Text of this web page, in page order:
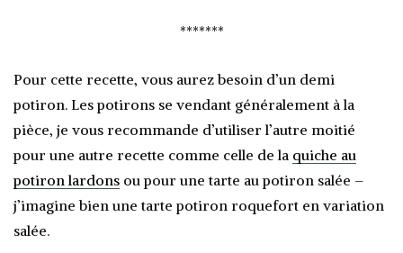
*******
Pour cette recette, vous aurez besoin d’un demi
potiron. Les potirons se vendant généralement à la
pièce, je vous recommande d’utiliser l’autre moitié
pour une autre recette comme celle de la quiche au
potiron lardons ou pour une tarte au potiron salée –
j’imagine bien une tarte potiron roquefort en variation
salée.